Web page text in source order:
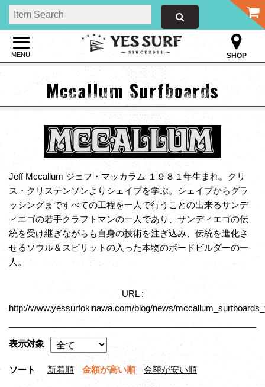
MENU SHOP
Mccallum Surfboards
Jeff Mccallum ジェフ・マッカラム １９８１年生まれ。クリ
ス・クリステンソンよりシェイプを学ぶ。シェイプからグラ
ッシングまですべての工程を一人で行うことの出来るサンデ
ィエゴの若手クラフトマンの一人であり、サンディエゴの伝
統を受け継ぎながらも自身の技術を注ぎ込み、伝統を進化さ
せるソウル＆スピリットの入った本物のボードビルダーの一
人。
URL :
http://www.yessurfokinawa.com/blog/news/
表示対象
ソート 新着順 金額が高い順 金額が安い順